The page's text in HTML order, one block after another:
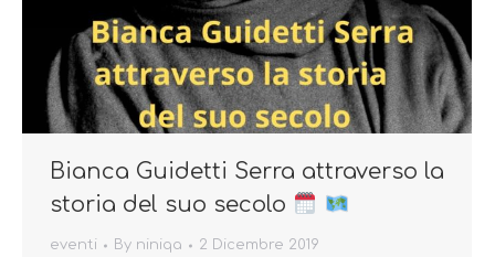
Bianca Guidetti Serra attraverso la
storia del suo secolo
eventi By niniqa 2 Dicembre 2019